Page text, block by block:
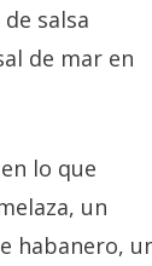
salsa
de mar en
lo que
un
habanero,